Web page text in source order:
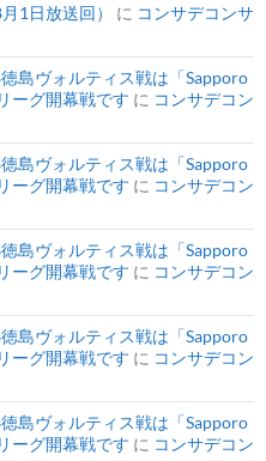
1日放送回） に コンサデコンサ
島ヴォルティス戦は「Sapporo
ーグ開幕戦です に コンサデコン
島ヴォルティス戦は「Sapporo
ーグ開幕戦です に コンサデコン
島ヴォルティス戦は「Sapporo
ーグ開幕戦です に コンサデコン
島ヴォルティス戦は「Sapporo
ーグ開幕戦です に コンサデコン
島ヴォルティス戦は「Sapporo
ーグ開幕戦です に コンサデコン